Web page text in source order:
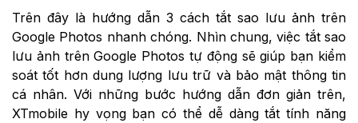
Trên đây là hướng dẫn 3 cách tắt sao lưu ảnh trên
Google Photos nhanh chóng. Nhìn chung, việc tắt sao
lưu ảnh trên Google Photos tự động sẽ giúp bạn kiểm
soát tốt hơn dung lượng lưu trữ và bảo mật thông tin
cá nhân. Với những bước hướng dẫn đơn giản trên,
XTmobile hy vọng bạn có thể dễ dàng tắt tính năng